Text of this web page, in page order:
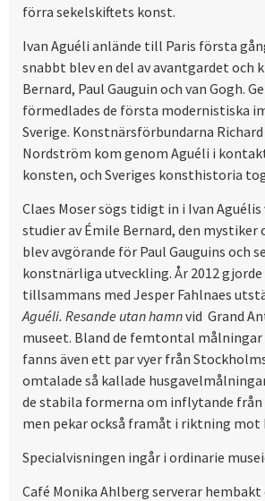
förra sekelskiftets konst.
Ivan Aguéli anlände till Paris första
snabbt blev en del av avantgardet och
Bernard, Paul Gauguin och van Gogh.
förmedlades de första modernistiska
Sverige. Konstnärsförbundarna
Nordström kom genom Aguéli i
konsten, och Sveriges konsthistoria
Claes Moser sögs tidigt in i Ivan
studier av Émile Bernard, den mystiker
blev avgörande för Paul Gauguins och
konstnärliga utveckling. År 2012 gjorde
tillsammans med Jesper Fahlnaes
Aguéli. Resande utan hamnvid Grand
museet. Bland de femtontal målningar
fanns även ett par vyer från
omtalade så kallade
de stabila formerna om inflytande från
men pekar också framåt i riktning mot
Specialvisningen ingår i ordinarie
Café Monika Ahlberg serverar